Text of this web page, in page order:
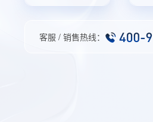
客服 / 销售热线：